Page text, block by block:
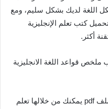
اللغة لديك بشكل سليم، ومع
كتب تعلم الإنجليزية
قواعد اللغة الانجليزية
يحتوي الكتاب على 20 ورقة بملف pdf يمكنك من خلالها تعلم